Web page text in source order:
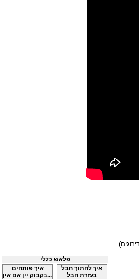
פלאש כללי
איך פותחים
בקבוק יין אם אין...
איך לחתוך חבל
בעזרת חבל